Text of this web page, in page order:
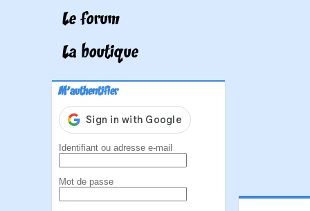
Le forum
La boutique
M'authentifier
Identifiant ou adresse e-mail
Mot de passe